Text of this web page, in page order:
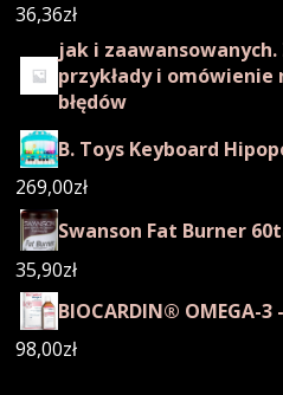
36,36zł
jak i
przykłady i
błędów
B. Toys Keyboard
269,00zł
Swanson Fat Burner
35,90zł
BIOCARDIN® OMEGA-
98,00zł